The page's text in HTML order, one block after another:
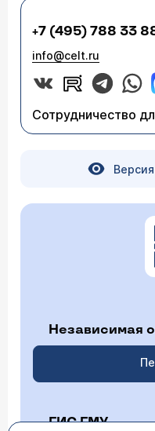
+7 (495) 788 33
info@celt.ru
Сотрудничество
Независимая
ГИС ГМУ